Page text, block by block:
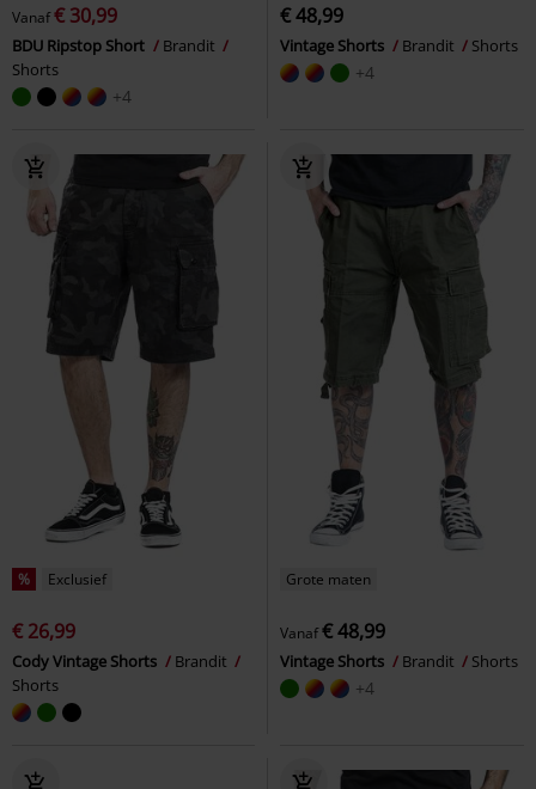
Vanaf€ 30,99
BDU Ripstop Short
Brandit
Shorts
+4
€ 48,99
Vintage Shorts Brandit Shorts
+4
% Exclusief
€ 26,99
Cody Vintage Shorts
Brandit
Shorts
Grote maten
Vanaf€ 48,99
Vintage Shorts Brandit Shorts
+4